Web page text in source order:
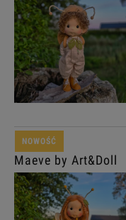
Maeve by Art&Doll
NOWOŚĆ